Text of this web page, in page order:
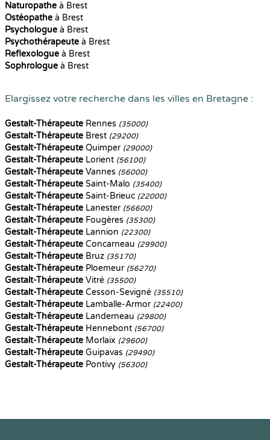
Naturopathe à Brest
Ostéopathe à Brest
Psychologue à Brest
Psychothérapeute à Brest
Reflexologue à Brest
Sophrologue à Brest
Elargissez votre recherche dans les villes en Bretagne :
Gestalt-Thérapeute Rennes (35000)
Gestalt-Thérapeute Brest (29200)
Gestalt-Thérapeute Quimper (29000)
Gestalt-Thérapeute Lorient (56100)
Gestalt-Thérapeute Vannes (56000)
Gestalt-Thérapeute Saint-Malo (35400)
Gestalt-Thérapeute Saint-Brieuc (22000)
Gestalt-Thérapeute Lanester (56600)
Gestalt-Thérapeute Fougères (35300)
Gestalt-Thérapeute Lannion (22300)
Gestalt-Thérapeute Concarneau (29900)
Gestalt-Thérapeute Bruz (35170)
Gestalt-Thérapeute Ploemeur (56270)
Gestalt-Thérapeute Vitré (35500)
Gestalt-Thérapeute Cesson-Sevigné (35510)
Gestalt-Thérapeute Lamballe-Armor (22400)
Gestalt-Thérapeute Landerneau (29800)
Gestalt-Thérapeute Hennebont (56700)
Gestalt-Thérapeute Morlaix (29600)
Gestalt-Thérapeute Guipavas (29490)
Gestalt-Thérapeute Pontivy (56300)